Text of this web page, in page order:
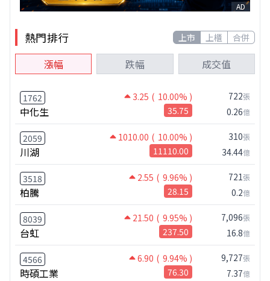
AD
熱門排行 上市 上櫃 合併
漲幅 跌幅 成交值
1762 3.25 ( 10.00% )
中化生 35.75
722張
0.26億
2059 1010.00 ( 10.00% )
川湖 11110.00
310張
34.44億
3518 2.55 ( 9.96% )
柏騰 28.15
721張
0.2億
8039 21.50 ( 9.95% )
台虹 237.50
7,096張
16.8億
4566 6.90 ( 9.94% )
時碩工業 76.30
9,727張
7.37億